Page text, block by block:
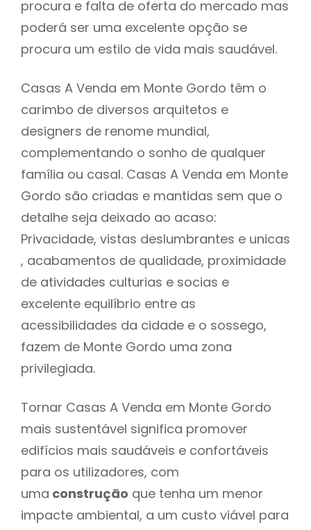
procura e falta de oferta do mercado mas
poderá ser uma excelente opção se
procura um estilo de vida mais saudável.
Casas A Venda em Monte Gordo têm o
carimbo de diversos arquitetos e
designers de renome mundial,
complementando o sonho de qualquer
família ou casal. Casas A Venda em Monte
Gordo são criadas e mantidas sem que o
detalhe seja deixado ao acaso:
Privacidade, vistas deslumbrantes e unicas
, acabamentos de qualidade, proximidade
de atividades culturias e socias e
excelente equilíbrio entre as
acessibilidades da cidade e o sossego,
fazem de Monte Gordo uma zona
privilegiada.
Tornar Casas A Venda em Monte Gordo
mais sustentável significa promover
edifícios mais saudáveis e confortáveis
para os utilizadores, com
uma construção que tenha um menor
impacte ambiental, a um custo viável para